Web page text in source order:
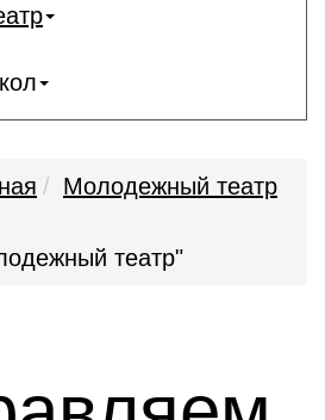
Молодежный театр
театр"